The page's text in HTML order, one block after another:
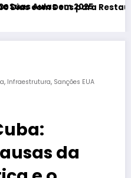
2025
para Restaurar Seu
, Infraestrutura, Sanções EUA
da